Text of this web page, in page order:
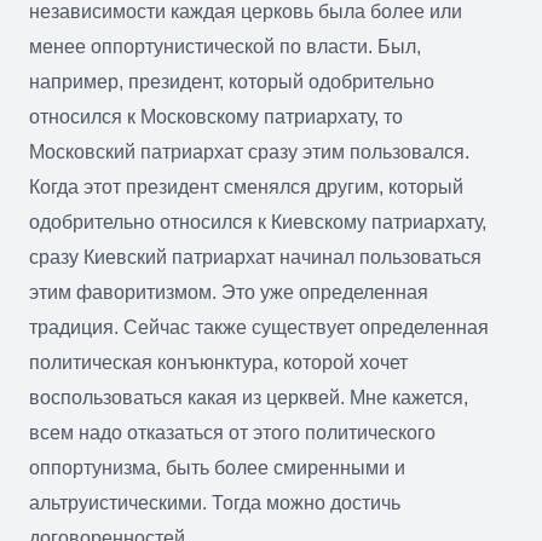
независимости каждая церковь была более или
менее оппортунистической по власти. Был,
например, президент, который одобрительно
относился к Московскому патриархату, то
Московский патриархат сразу этим пользовался.
Когда этот президент сменялся другим, который
одобрительно относился к Киевскому патриархату,
сразу Киевский патриархат начинал пользоваться
этим фаворитизмом. Это уже определенная
традиция. Сейчас также существует определенная
политическая конъюнктура, которой хочет
воспользоваться какая из церквей. Мне кажется,
всем надо отказаться от этого политического
оппортунизма, быть более смиренными и
альтруистическими. Тогда можно достичь